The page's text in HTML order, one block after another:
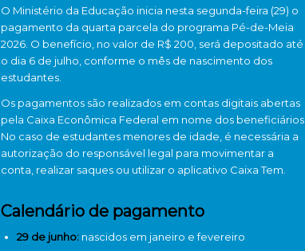
O Ministério da Educação inicia nesta segunda-feira (29) o
pagamento da quarta parcela do programa Pé-de-Meia
2026. O benefício, no valor de R$ 200, será depositado até
o dia 6 de julho, conforme o mês de nascimento dos
estudantes.
Os pagamentos são realizados em contas digitais abertas
pela Caixa Econômica Federal em nome dos beneficiários.
No caso de estudantes menores de idade, é necessária a
autorização do responsável legal para movimentar a
conta, realizar saques ou utilizar o aplicativo Caixa Tem.
Calendário de pagamento
29 de junho: nascidos em janeiro e fevereiro